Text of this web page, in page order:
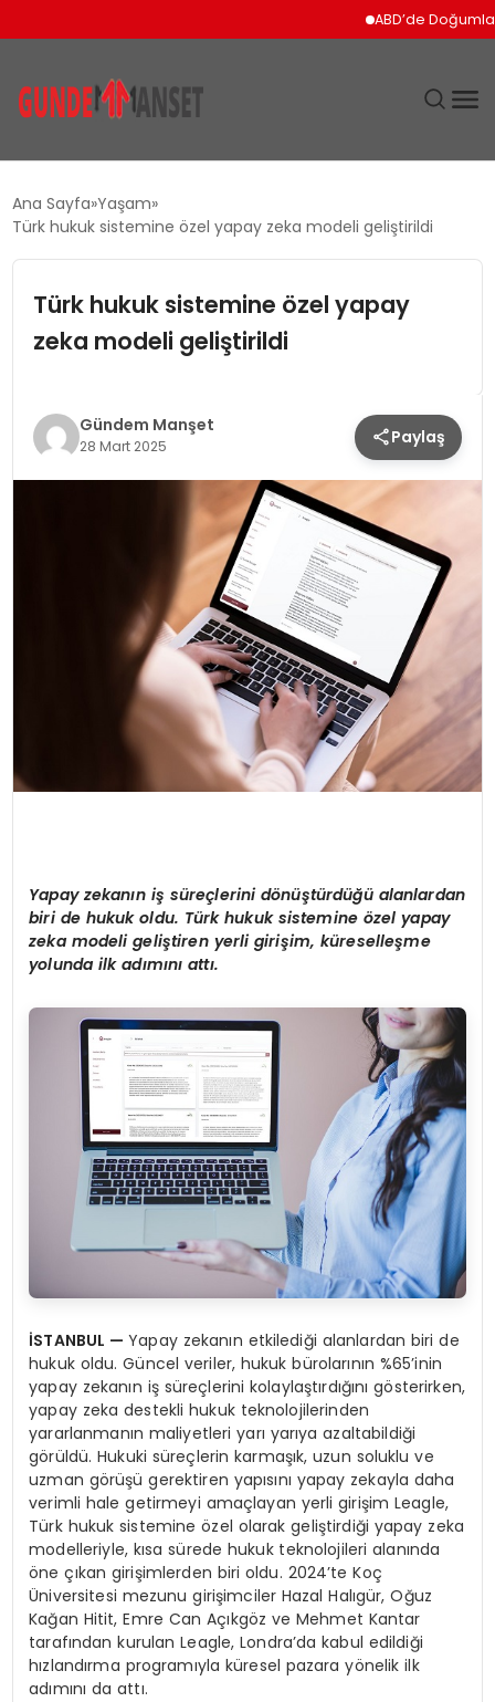
ABD’de Doğumla
EKONOMI
TEKNOLOJI
YAŞAM
Ana Sayfa Yaşam
Türk hukuk sistemine özel yapay zeka modeli geliştirildi
Türk hukuk sistemine özel yapay
zeka modeli geliştirildi
Gündem Manşet
28 Mart 2025 Paylaş
Yapay zekanın iş süreçlerini dönüştürdüğü alanlardan
biri de hukuk oldu. Türk hukuk sistemine özel yapay
zeka modeli geliştiren yerli girişim, küreselleşme
yolunda ilk adımınıattı.
İSTANBUL —Yapay zekanın etkilediği alanlardan biri de
hukuk oldu. Güncel veriler, hukuk bürolarının %65’inin
yapay zekanın iş süreçlerini kolaylaştırdığını gösterirken,
yapay zeka destekli hukuk teknolojilerinden
yararlanmanın maliyetleri yarı yarıya azaltabildiği
görüldü. Hukuki süreçlerin karmaşık, uzun soluklu ve
uzman görüşü gerektiren yapısını yapay zekayla daha
verimli hale getirmeyi amaçlayan yerli girişim Leagle,
Türk hukuk sistemine özel olarak geliştirdiği yapay zeka
modelleriyle, kısa sürede hukuk teknolojileri alanında
öne çıkan girişimlerden biri oldu. 2024’te Koç
Üniversitesi mezunu girişimciler Hazal Halıgür, Oğuz
Kağan Hitit, Emre Can Açıkgöz ve Mehmet Kantar
tarafından kurulan Leagle, Londra’da kabul edildiği
hızlandırma programıyla küresel pazara yönelik ilk
adımını da attı.